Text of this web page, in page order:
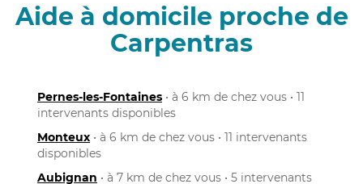
Aide à domicile proche de
Carpentras
Pernes-les-Fontaines • à 6 km de chez vous • 11
intervenants disponibles
Monteux • à 6 km de chez vous • 11 intervenants
disponibles
Aubignan • à 7 km de chez vous • 5 intervenants